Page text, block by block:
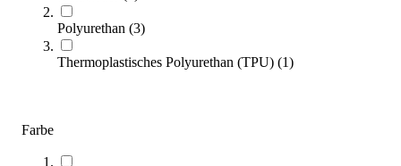
Polyurethan (3)
Thermoplastisches Polyurethan (TPU) (1)
Farbe
Zum Ratgeber
Kategorien & Filter
Sortieren nach